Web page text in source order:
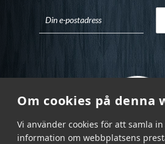
Om cookies på denna
Vi använder cookies för att samla
information om webbplatsens